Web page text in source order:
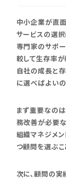
中小企業が直
サービスの選択
専門家のサポ
較して生存率が
自社の成長と
に選べばよいの
まず重要なの
務改善が必要
組織マネジメ
つ顧問を選ぶこ
次に、顧問の実